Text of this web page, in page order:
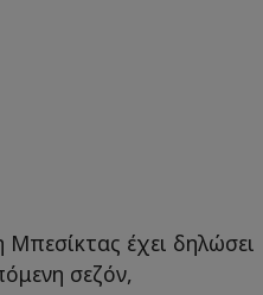
έχει δηλώσει
σεζόν,